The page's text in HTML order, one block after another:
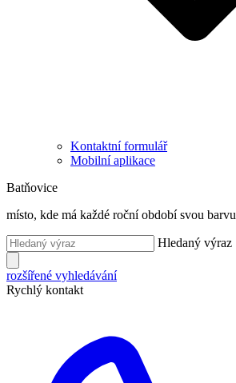
Kontaktní formulář
Mobilní aplikace
Batňovice
místo, kde má každé roční období svou barvu
Hledaný výraz
rozšířené vyhledávání
Rychlý kontakt